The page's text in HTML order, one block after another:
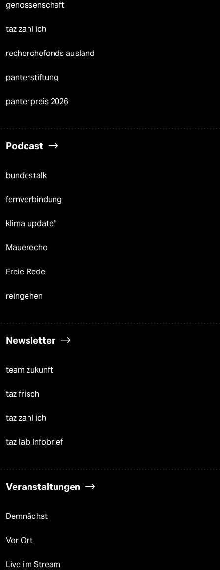
genossenschaft
taz zahl ich
recherchefonds ausland
panterstiftung
panterpreis 2026
Podcast
bundestalk
fernverbindung
klima update°
Mauerecho
Freie Rede
reingehen
Newsletter
team zukunft
taz frisch
taz zahl ich
taz lab Infobrief
Veranstaltungen
Demnächst
Vor Ort
Live im Stream